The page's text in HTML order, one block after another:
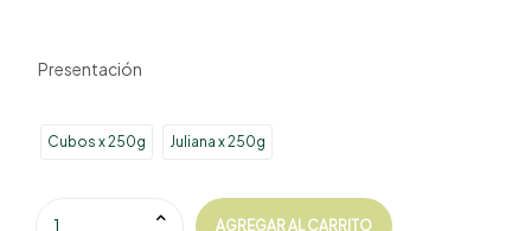
Presentación
Cubos x 250g Juliana x 250g
AGREGAR AL CARRITO